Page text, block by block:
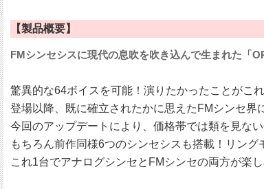
【製品概要】
FMシンセシスに現代の息吹を吹き込んで生まれた「
驚異的な64ボイスを可能！演りたかったことがこ
登場以降、既に確立されたかに思えたFMシンセ界
今回のアップデートにより、価格帯では類を見な
もちろん前作同様6つのシンセシスも搭載！リン
これ1台でアナログシンセとFMシンセの両方が楽し